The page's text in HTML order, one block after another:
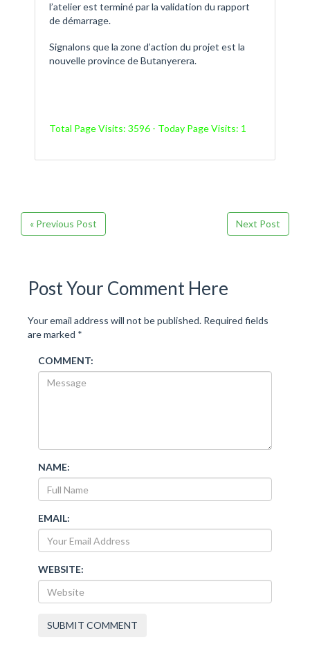
l’atelier est terminé par la validation du rapport
de démarrage.
Signalons que la zone d’action du projet est la
nouvelle province de Butanyerera.
Total Page Visits: 3596 - Today Page Visits: 1
« Previous Post Next Post
Post Your Comment Here
Your email address will not be published. Required fields
are marked *
COMMENT:
NAME:
EMAIL:
WEBSITE: